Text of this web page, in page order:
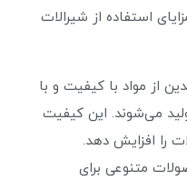
استفاده از شیرالات
از مواد با کیفیت و با
می‌شوند. این کیفیت
را افزایش دهد.
متنوعی برای